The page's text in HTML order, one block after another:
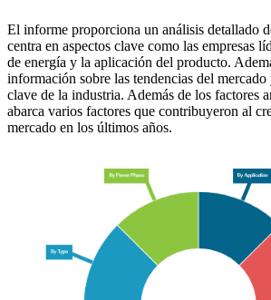
El informe proporciona un análisis detallado
centra en aspectos clave como las empresas
de energía y la aplicación del producto.
información sobre las tendencias del mercado
clave de la industria. Además de los factores
abarca varios factores que contribuyeron al
mercado en los últimos años.